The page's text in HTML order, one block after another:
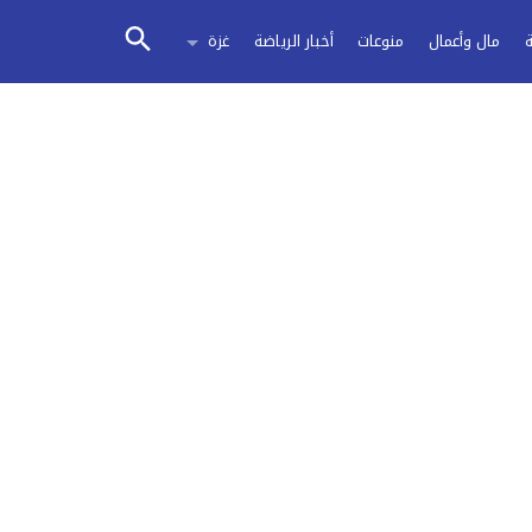
مال وأعمال منوعات أخبار الرياضة غزة